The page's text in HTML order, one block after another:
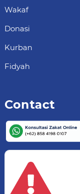
Wakaf
Donasi
Kurban
Fidyah
Contact